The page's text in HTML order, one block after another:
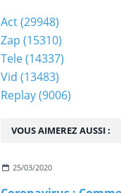
VOUS AIMEREZ AUSSI :
25/03/2020
Act(29948)
Zap (15310)
Tele(14337)
Vid (13483)
Replay(9006)